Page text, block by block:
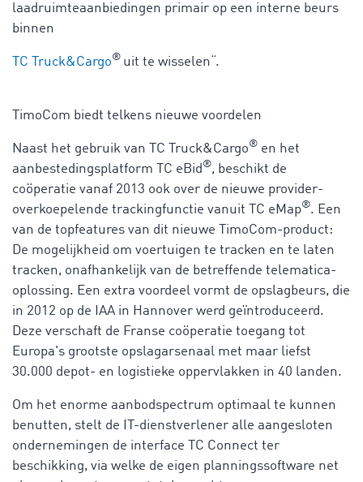
laadruimteaanbiedingen primair op een interne beurs
binnen
TC Truck&Cargo® uit te wisselen“.
TimoCom biedt telkens nieuwe voordelen
Naast het gebruik van TC Truck&Cargo® en het
aanbestedingsplatform TC eBid ®, beschikt de
coöperatie vanaf 2013 ook over de nieuwe provider-
overkoepelende trackingfunctie vanuit TC eMap®. Een
van de topfeatures van dit nieuwe TimoCom-product:
De mogelijkheid om voertuigen te tracken en te laten
tracken, onafhankelijk van de betreffende telematica-
oplossing. Een extra voordeel vormt de opslagbeurs, die
in 2012 op de IAA in Hannover werd geïntroduceerd.
Deze verschaft de Franse coöperatie toegang tot
Europa's grootste opslagarsenaal met maar liefst
30.000 depot- en logistieke oppervlakken in 40 landen.
Om het enorme aanbodspectrum optimaal te kunnen
benutten, stelt de IT-dienstverlener alle aangesloten
ondernemingen de interface TC Connect ter
beschikking, via welke de eigen planningssoftware net